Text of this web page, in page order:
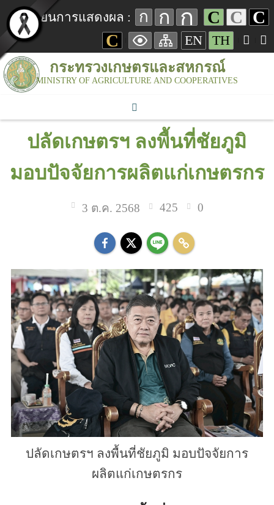
เปลี่ยนการแสดงผล : ก ก ก C C C
C
EN TH
กระทรวงเกษตรและสหกรณ์
MINISTRY OF AGRICULTURE AND COOPERATIVES
ปลัดเกษตรฯ ลงพื้นที่ชัยภูมิ
มอบปัจจัยการผลิตแก่เกษตรกร
3 ต.ค. 2568 425 0
ปลัดเกษตรฯ ลงพื้นที่ชัยภูมิ มอบปัจจัยการ
ผลิตแก่เกษตรกร